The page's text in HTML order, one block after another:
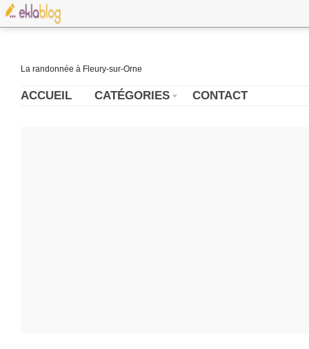
La randonnée à Fleury-sur-Orne
ACCUEIL CATÉGORIES CONTACT